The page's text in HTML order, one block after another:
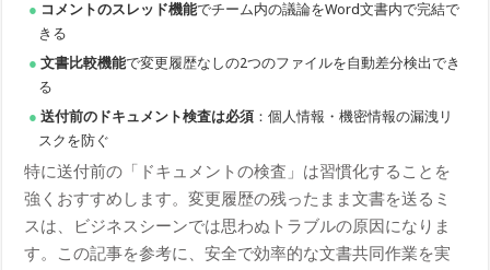
コメントのスレッド機能でチーム内の議論をWord文書内で完結で
きる
文書比較機能で変更履歴なしの2つのファイルを自動差分検出でき
る
送付前のドキュメント検査は必須 ：個人情報・機密情報の漏洩リ
スクを防ぐ
特に送付前の「ドキュメントの検査」は習慣化することを
強くおすすめします。変更履歴の残ったまま文書を送るミ
スは、ビジネスシーンでは思わぬトラブルの原因になりま
す。この記事を参考に、安全で効率的な文書共同作業を実